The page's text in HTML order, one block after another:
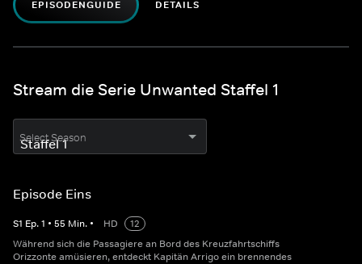
EPISODENGUIDE DETAILS
Stream die Serie Unwanted Staffel 1
Select Season
Episode Eins
S1 Ep.1 • 55 Min. • HD
12
Während sich die Passagiere an Bord des Kreuzfahrtschiffs
Orizzonte amüsieren, entdeckt Kapitän Arrigo ein brennendes